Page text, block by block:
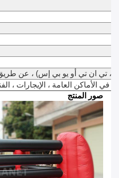
تي ان تي أو يو بي إس) ، عن طريق
في الأماكن العامة ، الإيجارات ،
صور المنتج